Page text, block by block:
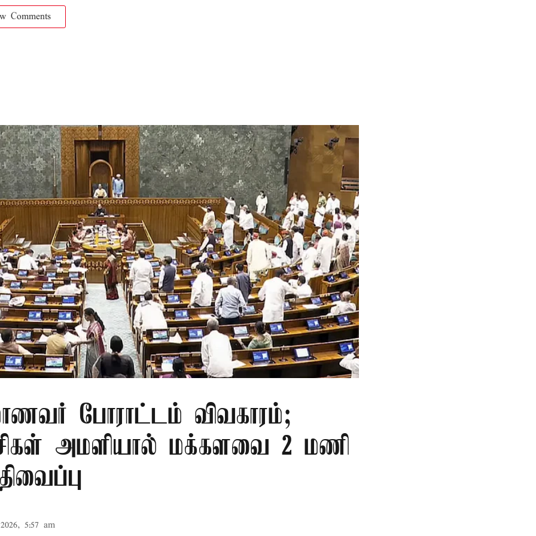
Comments
போராட்டம் விவகாரம்;
அமளியால் மக்களவை 2 மணி
5:57 am